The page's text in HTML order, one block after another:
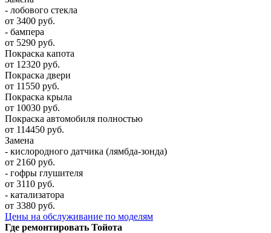
- лобового стекла
от 3400 руб.
- бампера
от 5290 руб.
Покраска капота
от 12320 руб.
Покраска двери
от 11550 руб.
Покраска крыла
от 10030 руб.
Покраска автомобиля полностью
от 114450 руб.
Замена
- кислородного датчика (лямбда-зонда)
от 2160 руб.
- гофры глушителя
от 3110 руб.
- катализатора
от 3380 руб.
Цены на обслуживание по моделям
Где ремонтировать Тойота